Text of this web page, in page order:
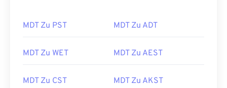
MDT Zu PST MDT Zu ADT
MDT Zu WET MDT Zu AEST
MDT Zu CST MDT Zu AKST